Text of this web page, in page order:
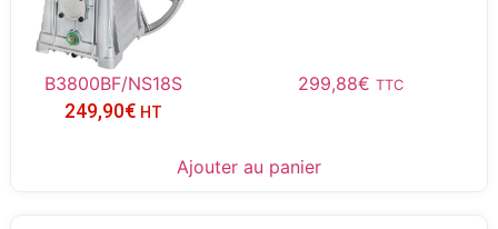
B3800BF/NS18S 299,88€ TTC
249,90€ HT
Ajouter au panier